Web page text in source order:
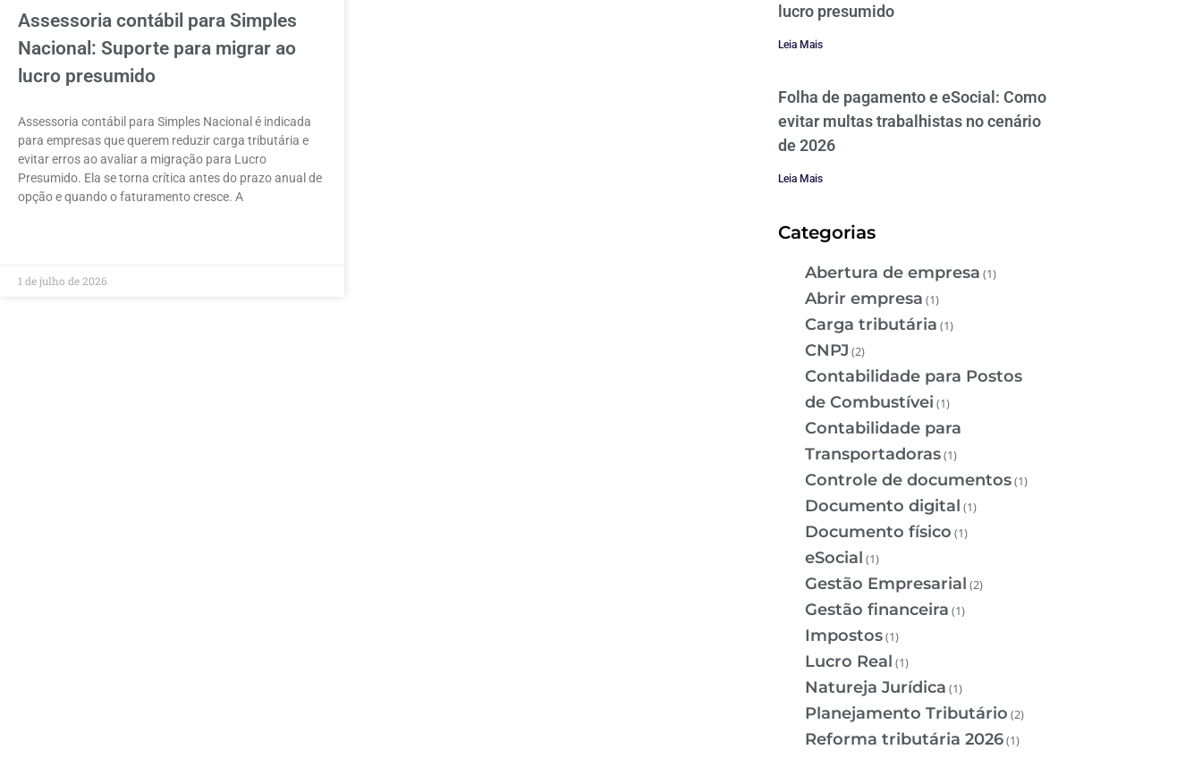
Assessoria contábil para Simples
Nacional: Suporte para migrar ao
lucro presumido
Assessoria contábil para Simples Nacional é indicada
para empresas que querem reduzir carga tributária e
evitar erros ao avaliar a migração para Lucro
Presumido. Ela se torna crítica antes do prazo anual de
opção e quando o faturamento cresce. A
1 de julho de 2026
lucro presumido
Leia Mais
Folha de pagamento e eSocial: Como
evitar multas trabalhistas no cenário
de 2026
Leia Mais
Categorias
Abertura de empresa (1)
Abrir empresa (1)
Carga tributária (1)
CNPJ (2)
Contabilidade para Postos
de Combustívei (1)
Contabilidade para
Transportadoras(1)
Controle de documentos(1)
Documento digital (1)
Documento físico (1)
eSocial (1)
Gestão Empresarial (2)
Gestão financeira (1)
Impostos(1)
Lucro Real (1)
Natureja Jurídica (1)
Planejamento Tributário (2)
Reforma tributária 2026(1)